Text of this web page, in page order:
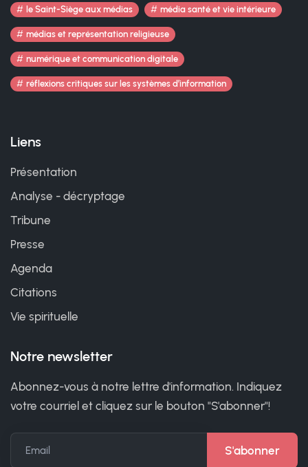
le Saint-Siège aux médias média santé et vie intérieure
médias et représentation religieuse
numérique et communication digitale
réflexions critiques sur les systèmes d’information
Liens
Présentation
Analyse - décryptage
Tribune
Presse
Agenda
Citations
Vie spirituelle
Notre newsletter
Abonnez-vous à notre lettre d'information. Indiquez
votre courriel et cliquez sur le bouton "S'abonner"!
Email